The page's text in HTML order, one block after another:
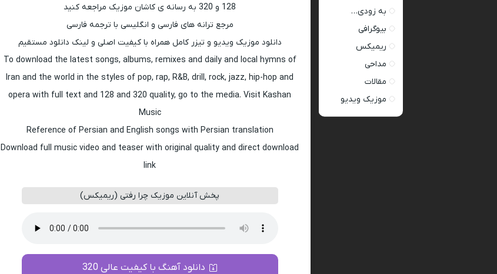
128 و 320 به رسانه ی کاشان موزیک مراجعه کنید
مرجع ترانه های فارسی و انگلیسی با ترجمه فارسی
دانلود موزیک ویدیو و تیزر کامل همراه با کیفیت اصلی و لینک دانلود مستقیم
To download the latest songs, albums, remixes and daily and local hymns of
Iran and the world in the styles of pop, rap, R&B, drill, rock, jazz, hip-hop and
opera with full text and 128 and 320 quality, go to the media. Visit Kashan
Music
Reference of Persian and English songs with Persian translation
Download full music video and teaser with original quality and direct download
link
پخش آنلاین موزیک چرا رفتی (ریمیکس)
دانلود آهنگ با کیفیت عالی 320
به زودی…
بیوگرافی
ریمیکس
مداحی
مقالات
موزیک ویدیو